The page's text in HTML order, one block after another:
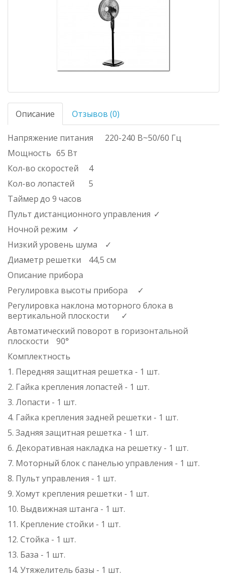
Описание Отзывов (0)
Напряжение питания
220-240 В~50/60 Гц
Мощность 65 Вт
Кол-во скоростей
4
Кол-во лопастей
5
Таймердо 9 часов
Пульт дистанционного управления ✓
Ночной режим ✓
Низкий уровень шума
✓
Диаметр решетки
44,5 см
Описание прибора
Регулировка высоты прибора
✓
Регулировка наклона моторного блока в
вертикальной плоскости
✓
Автоматический поворот в горизонтальной
плоскости
90°
Комплектность
1. Передняя защитная решетка - 1 шт.
2. Гайка крепления лопастей - 1 шт.
3. Лопасти - 1 шт.
4. Гайка крепления задней решетки - 1 шт.
5. Задняя защитная решетка - 1 шт.
6. Декоративная накладка на решетку - 1 шт.
7. Моторный блок с панелью управления - 1 шт.
8. Пульт управления - 1 шт.
9. Хомут крепления решетки - 1 шт.
10. Выдвижная штанга - 1 шт.
11. Крепление стойки - 1 шт.
12. Стойка - 1 шт.
13. База - 1 шт.
14. Утяжелитель базы - 1 шт.